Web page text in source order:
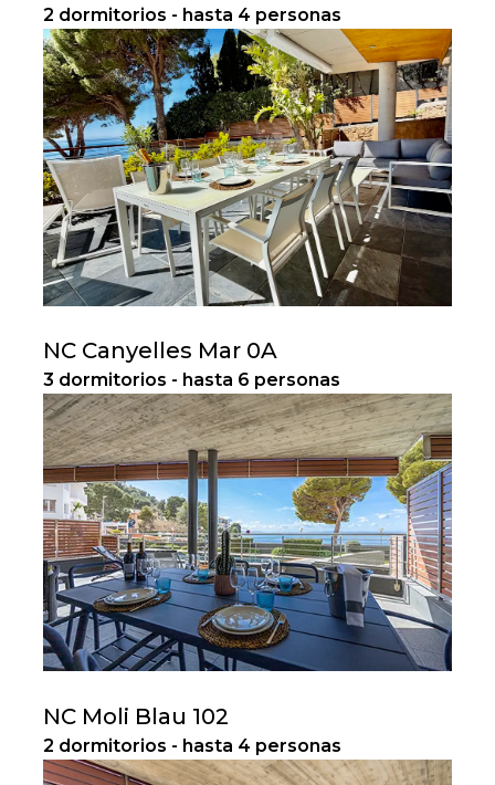
2 dormitorios - hasta 4 personas
NC Canyelles Mar 0A
3 dormitorios - hasta 6 personas
NC Moli Blau 102
2 dormitorios - hasta 4 personas